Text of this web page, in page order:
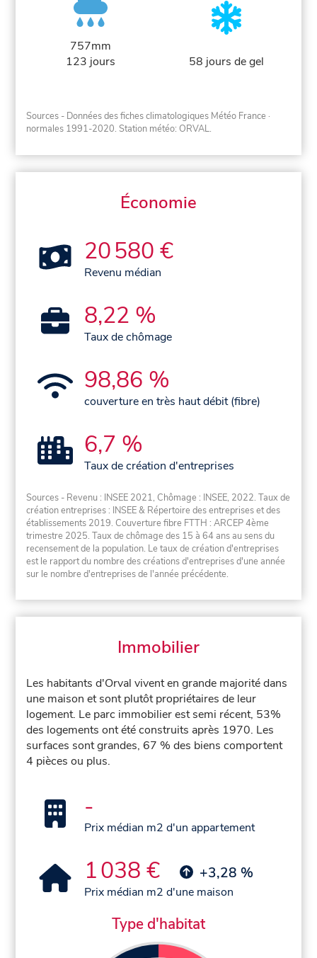
757mm
123 jours
58 jours de gel
Sources - Données des fiches climatologiques Météo France ·
normales 1991-2020. Station météo: ORVAL.
Économie
20 580 €
Revenu médian
8,22 %
Taux de chômage
98,86 %
couverture en très haut débit (fibre)
6,7 %
Taux de création d'entreprises
Sources - Revenu : INSEE 2021, Chômage : INSEE, 2022. Taux de
création entreprises : INSEE & Répertoire des entreprises et des
établissements 2019. Couverture fibre FTTH : ARCEP 4ème
trimestre 2025. Taux de chômage des 15 à 64 ans au sens du
recensement de la population. Le taux de création d'entreprises
est le rapport du nombre des créations d'entreprises d'une année
sur le nombre d'entreprises de l'année précédente.
Immobilier
Les habitants d'Orval vivent en grande majorité dans
une maison et sont plutôt propriétaires de leur
logement. Le parc immobilier est semi récent, 53%
des logements ont été construits après 1970. Les
surfaces sont grandes, 67 % des biens comportent
4 pièces ou plus.
-
Prix médian m2 d'un appartement
1 038 € +3,28 %
Prix médian m2 d'une maison
Type d'habitat